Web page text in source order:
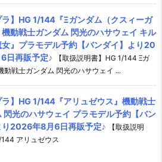
ラ】HG 1/144『Ξガンダム（クスィーガ
機動戦士ガンダム 閃光のハサウェイ キル
』プラモデル予約【バンダイ】より20
日再販予定♪
【取扱説明書】HG 1/144 Ξガ
動戦士ガンダム 閃光のハサウェイ ...
ラ】HG 1/144『アリュゼウス』機動戦士
閃光のハサウェイ プラモデル予約【バン
り2026年8月6日再販予定♪
【取扱説明
アリュゼウス